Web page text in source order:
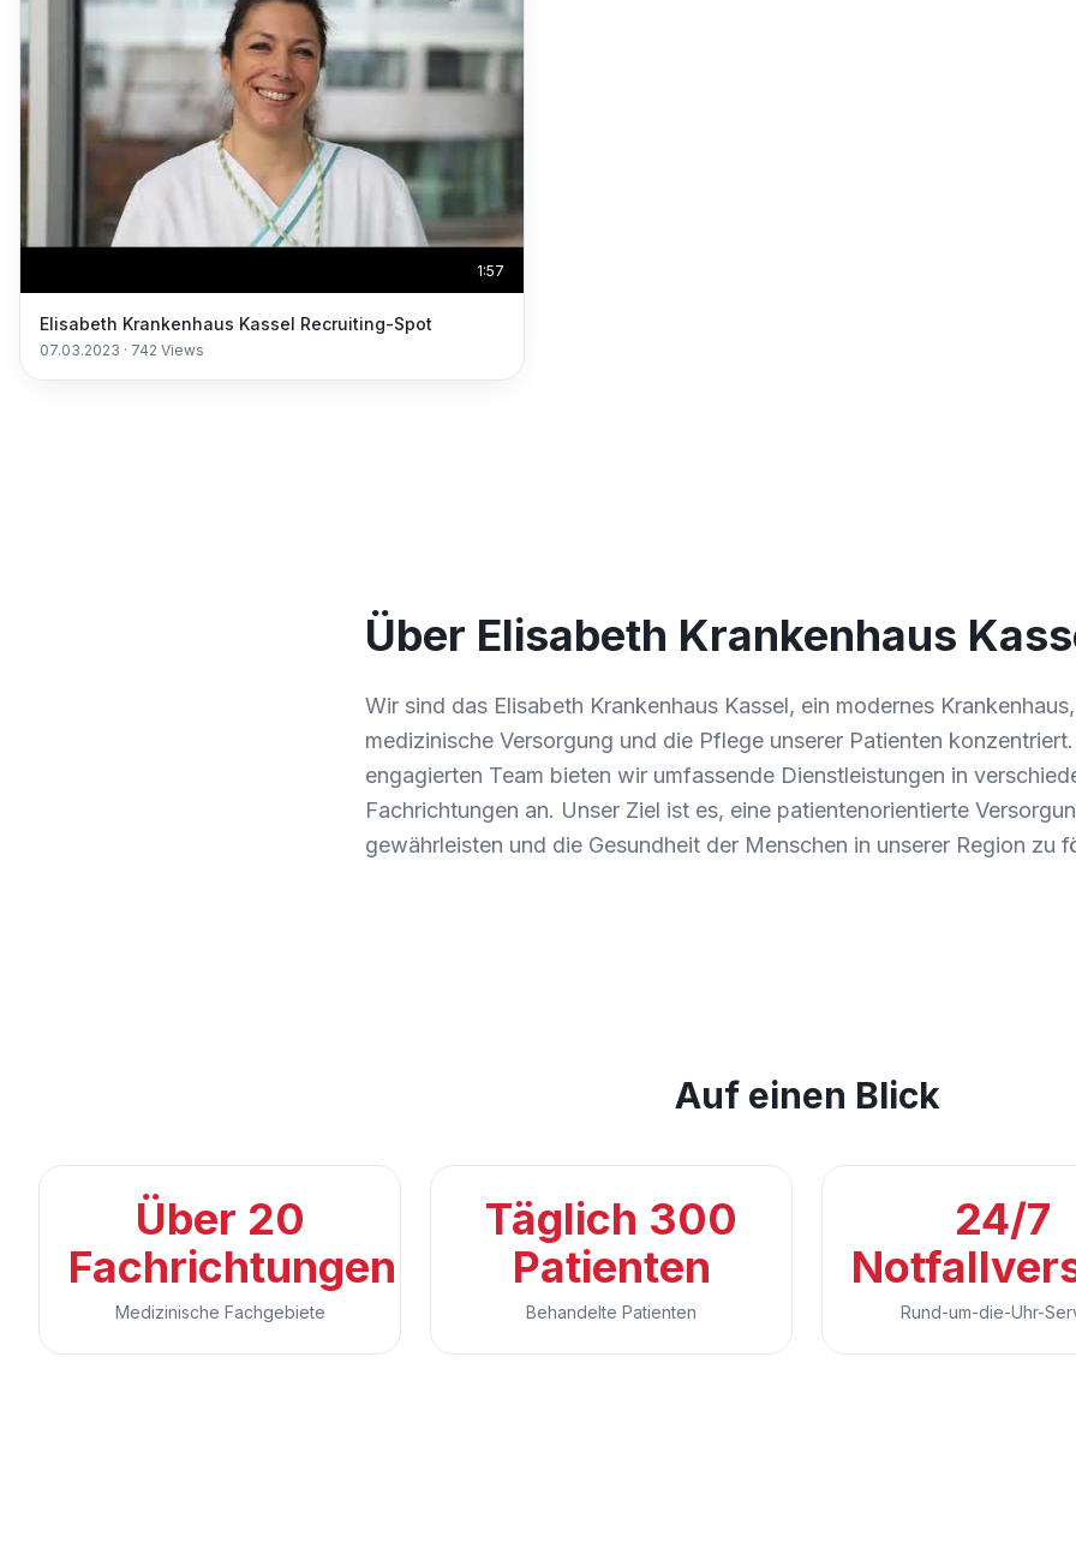
1:57
Elisabeth Krankenhaus Kassel Recruiting-Spot
07.03.2023 · 742 Views
Über Elisabeth Krankenhaus
Wir sind das Elisabeth Krankenhaus Kassel, ein modernes
medizinische Versorgung und die Pflege unserer Patienten
engagierten Team bieten wir umfassende Dienstleistungen in
Fachrichtungen an. Unser Ziel ist es, eine patientenorientierte
gewährleisten und die Gesundheit der Menschen in unserer Region zu
Auf einen Blick
Über 20
Fachrichtungen
Medizinische Fachgebiete
Täglich 300
Patienten
Behandelte Patienten
24/7
Rund-um-die-Uhr-